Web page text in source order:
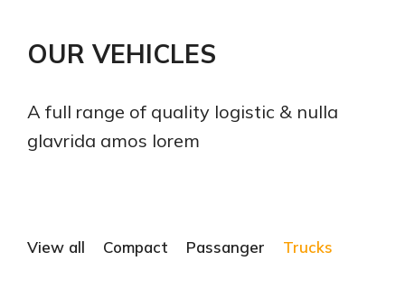
OUR VEHICLES
A full range of quality logistic & nulla
glavrida amos lorem
View all Compact Passanger Trucks